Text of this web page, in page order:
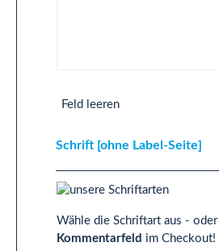
Feld leeren
Schrift [ohne Label-Seite]
Wähle die Schriftart aus -
Kommentarfeld im Checkout!